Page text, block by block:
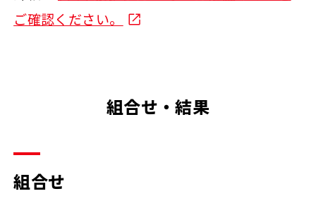
ご確認ください。
組合せ・結果
組合せ